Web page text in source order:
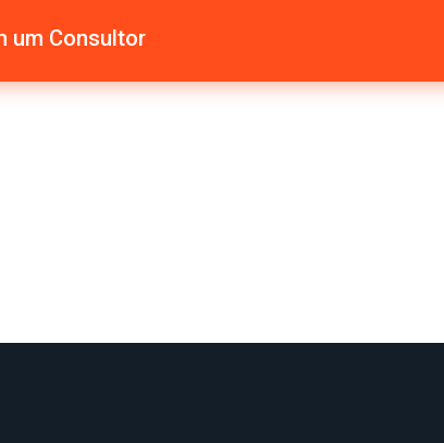
um Consultor